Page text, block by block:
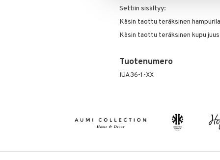
Settiin sisältyy:
Käsin taottu teräksinen
Käsin taottu teräksinen kupu
Tuotenumero
IUA36-1-XX